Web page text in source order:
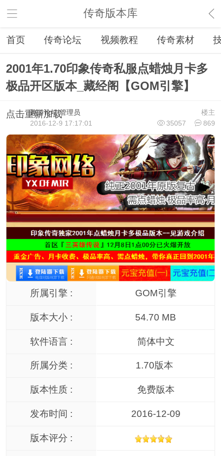
传奇版本库
首页 传奇论坛 视频教程 传奇素材
2001年1.70印象传奇私服点蜡烛月卡多
极品开区版本_藏经阁【GOM引擎】
点击重新加载 楼主
趣游论坛 管理员
35057
869
2016-12-9 17:17:01
所属引擎 : GOM引擎
版本大小 : 54.70 MB
软件语言 : 简体中文
所属分类 : 1.70版本
版本性质 : 免费版本
发布时间 : 2016-12-09
版本评分 :